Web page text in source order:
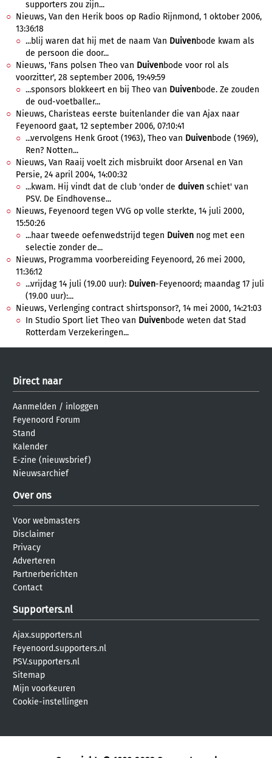
supporters zou zijn...
Nieuws, Van den Herik boos op Radio Rijnmond, 1 oktober 2006,
13:36:18
...blij waren dat hij met de naam Van Duivenbode kwam als
de persoon die door...
Nieuws, 'Fans polsen Theo van Duivenbode voor rol als
voorzitter', 28 september 2006, 19:49:59
...sponsors blokkeert en bij Theo van Duivenbode. Ze zouden
de oud-voetballer...
Nieuws, Charisteas eerste buitenlander die van Ajax naar
Feyenoord gaat, 12 september 2006, 07:10:41
...vervolgens Henk Groot (1963), Theo van Duivenbode (1969),
Ren? Notten...
Nieuws, Van Raaij voelt zich misbruikt door Arsenal en Van
Persie, 24 april 2004, 14:00:32
...kwam. Hij vindt dat de club 'onder de duiven schiet' van
PSV. De Eindhovense...
Nieuws, Feyenoord tegen VVG op volle sterkte, 14 juli 2000,
15:50:26
...haar tweede oefenwedstrijd tegen Duiven nog met een
selectie zonder de...
Nieuws, Programma voorbereiding Feyenoord, 26 mei 2000,
11:36:12
...vrijdag 14 juli (19.00 uur): Duiven-Feyenoord; maandag 17 juli
(19.00 uur):...
Nieuws, Verlenging contract shirtsponsor?, 14 mei 2000, 14:21:03
In Studio Sport liet Theo van Duivenbode weten dat Stad
Rotterdam Verzekeringen...
Direct naar
Aanmelden / inloggen
Feyenoord Forum
Stand
Kalender
E-zine (nieuwsbrief)
Nieuwsarchief
Over ons
Voor webmasters
Disclaimer
Privacy
Adverteren
Partnerberichten
Contact
Supporters.nl
Ajax.supporters.nl
Feyenoord.supporters.nl
PSV.supporters.nl
Sitemap
Mijn voorkeuren
Cookie-instellingen